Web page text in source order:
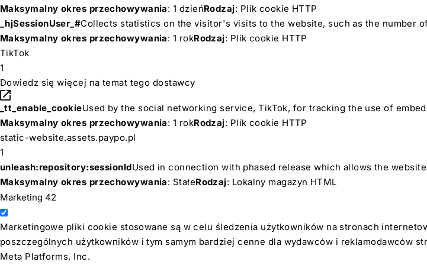
Maksymalny okres przechowywania: 1 dzieńRodzaj: Plik cookie HTTP
_hjSessionUser_#Collects statistics on the visitor's visits to the website, such as the number
Maksymalny okres przechowywania: 1 rokRodzaj: Plik cookie HTTP
TikTok
1
Dowiedz się więcej na temat tego dostawcy
_tt_enable_cookieUsed by the social networking service, TikTok, for tracking the use of
Maksymalny okres przechowywania: 1 rokRodzaj: Plik cookie HTTP
static-website.assets.paypo.pl
1
unleash:repository:sessionIdUsed in connection with phased release which allows the
Maksymalny okres przechowywania: StałeRodzaj: Lokalny magazyn HTML
Marketing 42
Marketingowe pliki cookie stosowane są w celu śledzenia użytkowników na stronach
poszczególnych użytkowników i tym samym bardziej cenne dla wydawców i reklamodawców
Meta Platforms, Inc.